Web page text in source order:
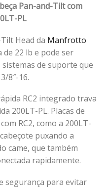
Pan-and-Tilt com
PL
Head da Manfrotto
de 22 lb e pode ser
de suporte que
8″-16.
RC2 integrado trava
200LT-PL. Placas de
RC2, como a 200LT-
puxando a
came, que também
rapidamente.
segurança para evitar